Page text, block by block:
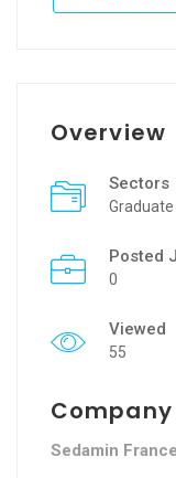
Overview
Sectors
Posted
0
Viewed
55
Sedamin